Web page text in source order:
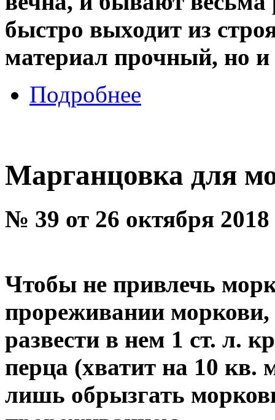
быстро выходит из
материал прочный, но
Подробнее
Марганцовка для
№ 39 от 26 октября 2018
Чтобы не привлечь
прореживании
развести в нем 1 ст. л.
перца (хватит на 10 кв.
лишь обрызгать